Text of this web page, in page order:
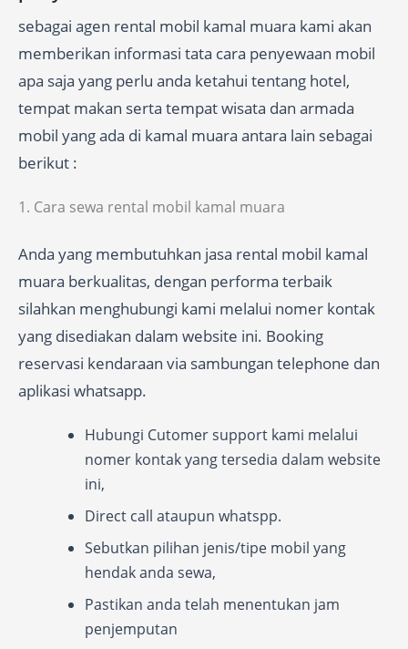
sebagai agen rental mobil kamal muara kami akan
memberikan informasi tata cara penyewaan mobil
apa saja yang perlu anda ketahui tentang hotel,
tempat makan serta tempat wisata dan armada
mobil yang ada di kamal muara antara lain sebagai
berikut :
1. Cara sewa rental mobil kamal muara
Anda yang membutuhkan jasa rental mobil kamal
muara berkualitas, dengan performa terbaik
silahkan menghubungi kami melalui nomer kontak
yang disediakan dalam website ini. Booking
reservasi kendaraan via sambungan telephone dan
aplikasi whatsapp.
Hubungi Cutomer support kami melalui
nomer kontak yang tersedia dalam website
ini,
Direct call ataupun whatspp.
Sebutkan pilihan jenis/tipe mobil yang
hendak anda sewa,
Pastikan anda telah menentukan jam
penjemputan